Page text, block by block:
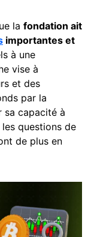
la fondation ait
importantes et
à une
vise à
et des
par la
sa capacité à
questions de
de plus en